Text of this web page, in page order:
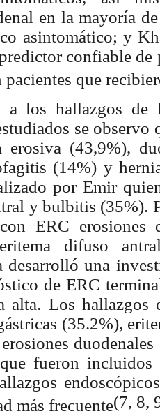
en la mayoría
asintomático; y
confiable de
pacientes que
a los hallazgos de
se observo
erosiva (43,9%),
(14%) y
por Emir
y bulbitis (35%).
ERC erosiones
difuso
desarrolló una
de ERC
alta. Los hallazgos
(35.2%),
fueron incluidos
más frecuente(7, 8,